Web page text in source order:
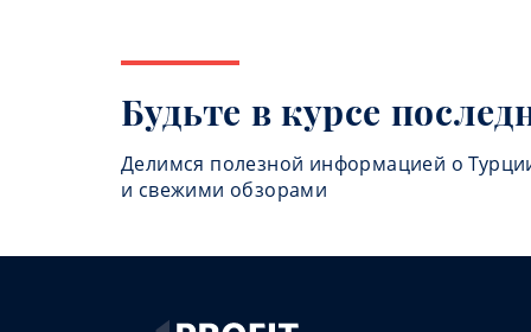
Будьте в курсе
Делимся полезной информацией о
и свежими обзорами